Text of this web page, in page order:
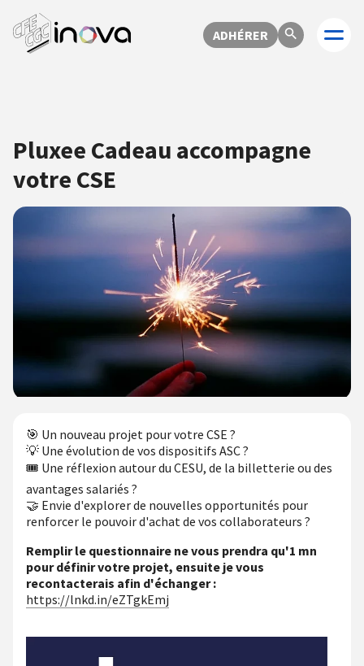
ADHÉRER
Pluxee Cadeau accompagne
votre CSE
🎯 Un nouveau projet pour votre CSE ?
💡 Une évolution de vos dispositifs ASC ?
🎟️ Une réflexion autour du CESU, de la billetterie ou des
avantages salariés ?
🤝 Envie d'explorer de nouvelles opportunités pour
renforcer le pouvoir d'achat de vos collaborateurs ?
Remplir le questionnaire ne vous prendra qu'1 mn
pour définir votre projet, ensuite je vous
recontacterais afin d'échanger :
https://lnkd.in/eZTgkEmj